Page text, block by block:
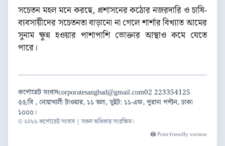
সচেতন মহল মনে করছে, প্রশাসনের কঠোর নজরদারি ও চাষি-
ব্যবসায়ীদের সচেতনতা বাড়ানো না গেলে শার্শার বিখ্যাত আমের
সুনাম ক্ষুন্ন হওয়ার পাশাপাশি ভোক্তার আস্থাও কমে যেতে
পারে।
কর্পোরেট সংবাদcorporatesangbad@gmail.com02 223354125
৫৫/বি , নোয়াখালী টাওয়ার, ১১ তলা, সুইট: ১১-এফ, পুরানা পল্টন, ঢাকা
১০০০।
© ২০২৬ কর্পোরেট সংবাদ | সকল অধিকার সংরক্ষিত।
🖨️ Print-friendly version